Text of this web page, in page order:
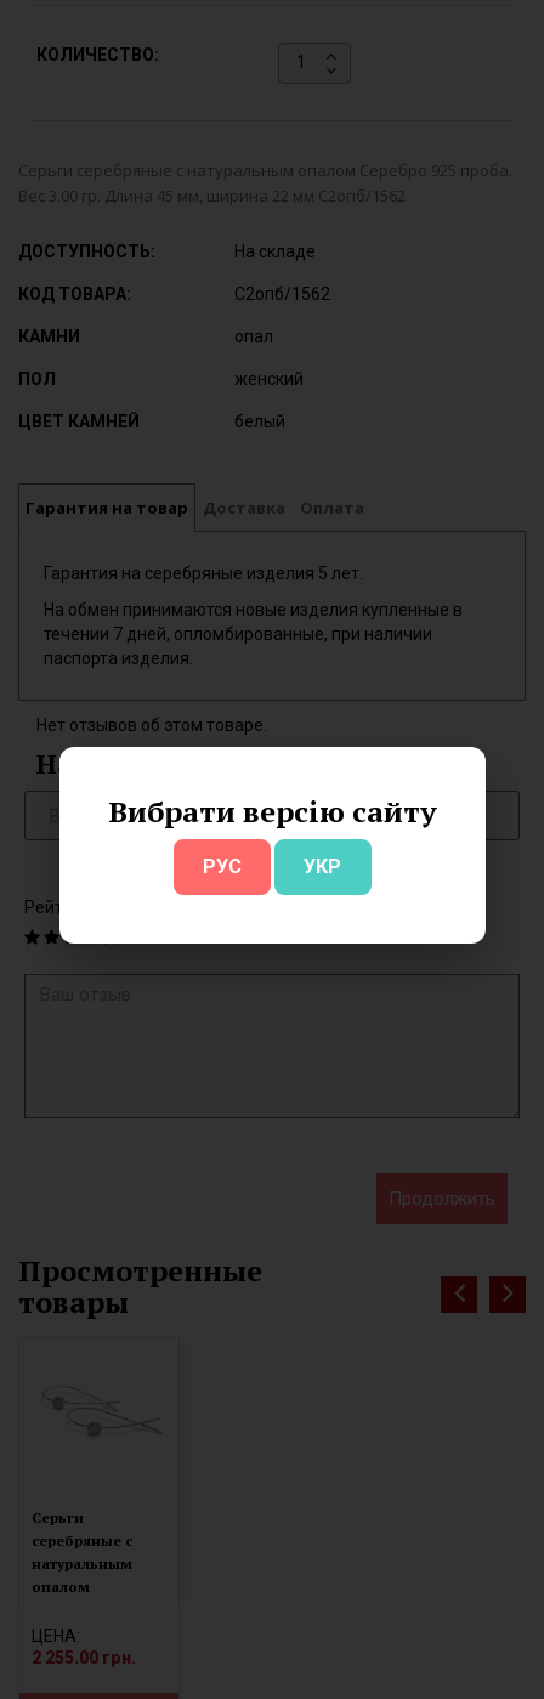
Вибрати версію сайту
РУС УКР
КОЛИЧЕСТВО:
Серьги серебряные с натуральным опалом Серебро 925 проба.
Вес 3.00 гр. Длина 45 мм, ширина 22 мм С2опб/1562
ДОСТУПНОСТЬ: На складе
КОД ТОВАРА: С2опб/1562
КАМНИ опал
ПОЛ женский
ЦВЕТ КАМНЕЙ белый
Гарантия на товар Доставка Оплата
Гарантия на серебряные изделия 5 лет.
На обмен принимаются новые изделия купленные в
течении 7 дней, опломбированные, при наличии
паспорта изделия.
Нет отзывов об этом товаре.
Написать отзыв
Рейтинг
Продолжить
Просмотренные
товары
Серьги
серебряные с
натуральным
опалом
ЦЕНА:
2 255.00 грн.